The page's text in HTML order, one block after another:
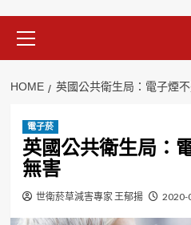
Menu
HOME 英國公共衛生局：電子煙
電子菸
英國公共衛生局：
無害
世衛菸草減害專家 王郁揚 2020-